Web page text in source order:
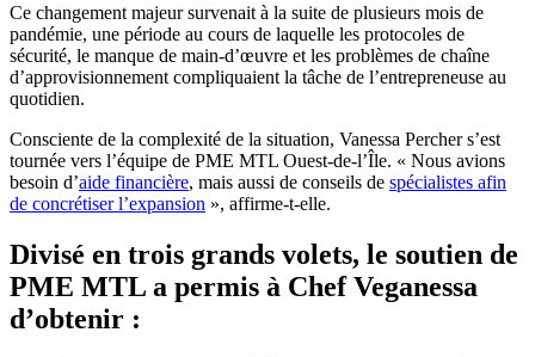
Ce changement majeur survenait à la suite de plusieurs mois de
pandémie, une période au cours de laquelle les protocoles de
sécurité, le manque de main-d’œuvre et les problèmes de chaîne
d’approvisionnement compliquaient la tâche de l’entrepreneuse au
quotidien.
Consciente de la complexité de la situation, Vanessa Percher s’est
tournée vers l’équipe de PME MTL Ouest-de-l’Île. « Nous avions
besoin d’aide financière, mais aussi de conseils de spécialistes afin
de concrétiser l’expansion », affirme-t-elle.
Divisé en trois grands volets, le soutien de
PME MTL a permis à Chef Veganessa
d’obtenir :